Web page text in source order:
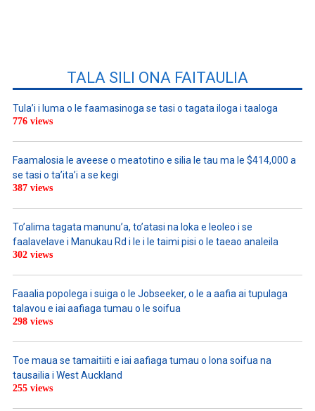
TALA SILI ONA FAITAULIA
Tula’i i luma o le faamasinoga se tasi o tagata iloga i taaloga
776 views
Faamalosia le aveese o meatotino e silia le tau ma le $414,000 a
se tasi o ta’ita’i a se kegi
387 views
To’alima tagata manunu’a, to’atasi na loka e leoleo i se
faalavelave i Manukau Rd i le i le taimi pisi o le taeao analeila
302 views
Faaalia popolega i suiga o le Jobseeker, o le a aafia ai tupulaga
talavou e iai aafiaga tumau o le soifua
298 views
Toe maua se tamaitiiti e iai aafiaga tumau o lona soifua na
tausailia i West Auckland
255 views